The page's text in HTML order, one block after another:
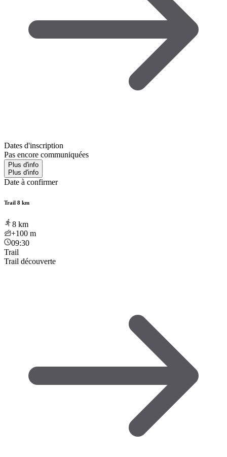
Dates d'inscription
Pas encore communiquées
Plus d'info
Plus d'info
Date à confirmer
Trail 8 km
8 km
+100 m
09:30
Trail
Trail découverte